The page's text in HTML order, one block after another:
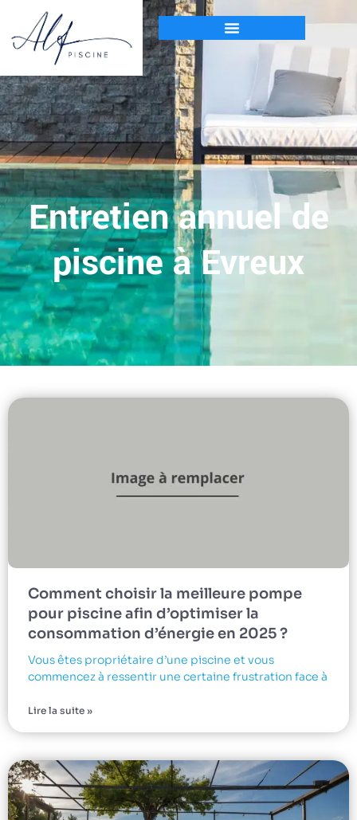
Entretien annuel de
piscine à Evreux
Comment choisir la meilleure pompe
pour piscine afin d’optimiser la
consommation d’énergie en 2025 ?
Vous êtes propriétaire d’une piscine et vous
commencez à ressentir une certaine frustration face à
Lire la suite »